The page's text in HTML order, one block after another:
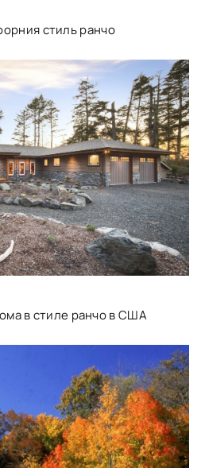
стиль ранчо
в стиле ранчо в США